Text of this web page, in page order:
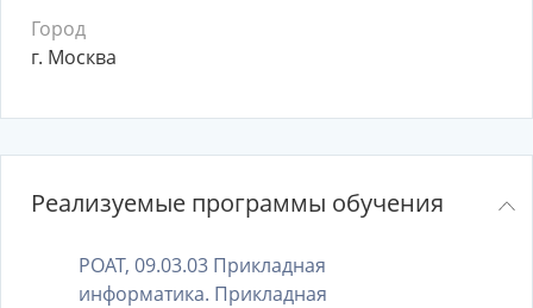
Город
г. Москва
Реализуемые программы обучения
РОАТ, 09.03.03 Прикладная
информатика. Прикладная